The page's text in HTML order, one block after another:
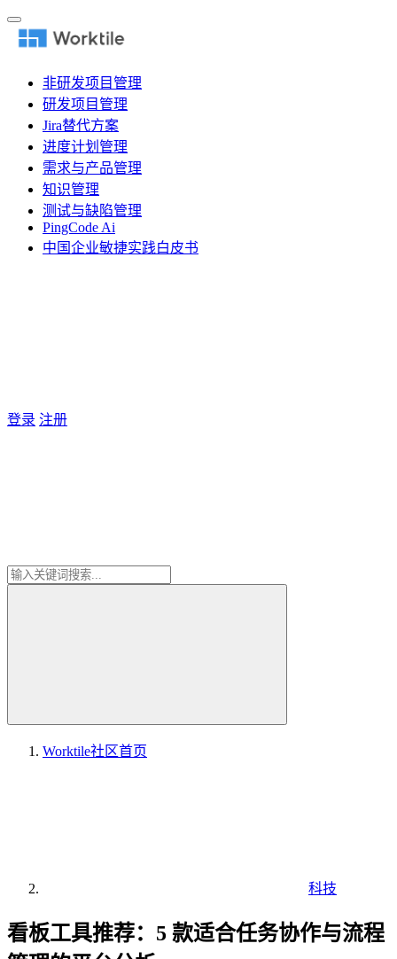
非研发项目管理
研发项目管理
Jira替代方案
进度计划管理
需求与产品管理
知识管理
测试与缺陷管理
PingCode Ai
中国企业敏捷实践白皮书
登录 注册
Worktile社区首页
科技
看板工具推荐：5 款适合任务协作与流程